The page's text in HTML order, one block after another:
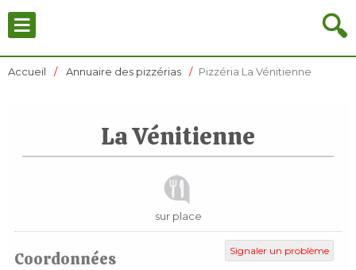
🔍
≡
Accueil Annuaire des pizzérias Pizzéria La Vénitienne
La Vénitienne
sur place
Signaler un problème
Coordonnées